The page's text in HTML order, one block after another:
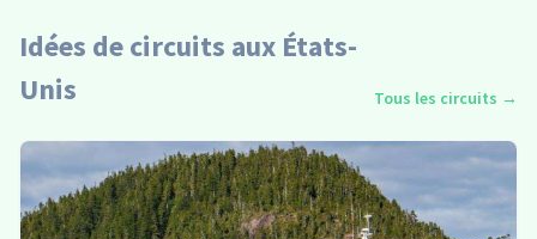
Idées de circuits aux États-
Unis
Tous les circuits →